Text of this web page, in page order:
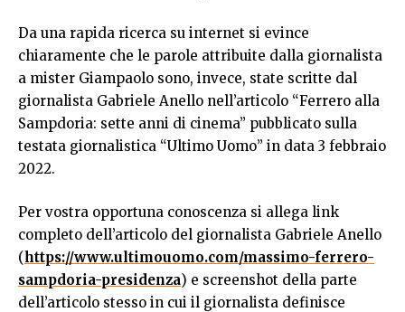
Da una rapida ricerca su internet si evince
chiaramente che le parole attribuite dalla giornalista
a mister Giampaolo sono, invece, state scritte dal
giornalista Gabriele Anello nell’articolo “Ferrero alla
Sampdoria: sette anni di cinema” pubblicato sulla
testata giornalistica “Ultimo Uomo” in data 3 febbraio
2022.
Per vostra opportuna conoscenza si allega link
completo dell’articolo del giornalista Gabriele Anello
(https://www.ultimouomo.com/massimo-ferrero-
sampdoria-presidenza) e screenshot della parte
dell’articolo stesso in cui il giornalista definisce